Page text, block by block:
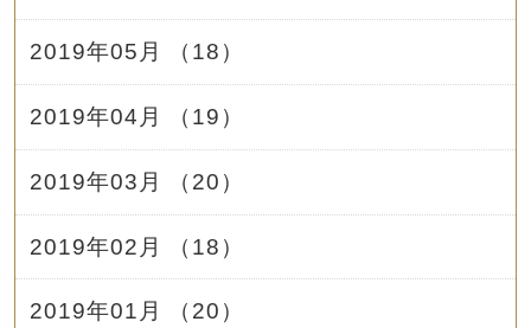
2019年05月 （18）
2019年04月 （19）
2019年03月 （20）
2019年02月 （18）
2019年01月 （20）